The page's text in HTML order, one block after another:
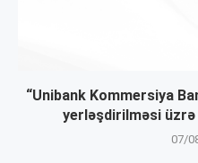
“Unibank Kommersiya
yerləşdirilməsi
07/